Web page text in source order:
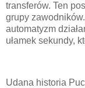
transferów. Ten
grupy
automatyzm
ułamek sekundy,
Udana historia